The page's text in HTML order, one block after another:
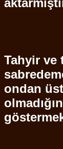
Tahyir ve
ondan